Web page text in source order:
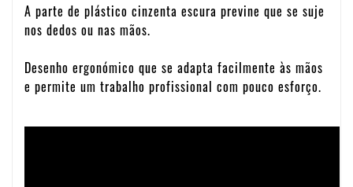
A parte de plástico cinzenta escura previne que se suje
nos dedos ou nas mãos.
Desenho ergonómico que se adapta facilmente às mãos
e permite um trabalho profissional com pouco esforço.